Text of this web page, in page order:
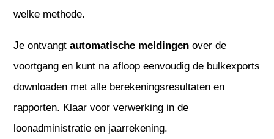
welke methode.
Je ontvangtautomatische meldingen over de
voortgang en kunt na afloop eenvoudig de bulkexports
downloaden met alle berekeningsresultaten en
rapporten. Klaar voor verwerking in de
loonadministratie en jaarrekening.